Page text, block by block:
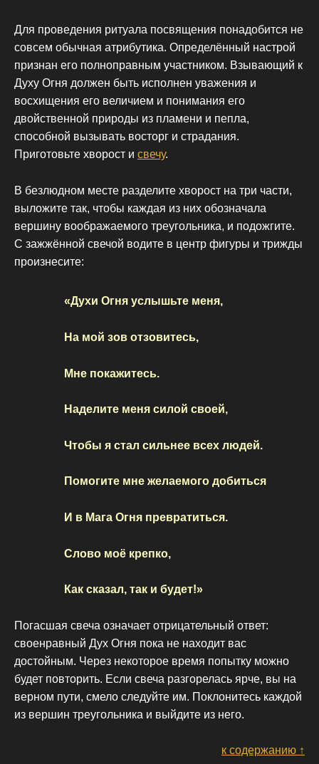
Для проведения ритуала посвящения понадобится не
совсем обычная атрибутика. Определённый настрой
признан его полноправным участником. Взывающий к
Духу Огня должен быть исполнен уважения и
восхищения его величием и понимания его
двойственной природы из пламени и пепла,
способной вызывать восторг и страдания.
Приготовьте хворост и свечу.
В безлюдном месте разделите хворост на три части,
выложите так, чтобы каждая из них обозначала
вершину воображаемого треугольника, и подожгите.
С зажжённой свечой водите в центр фигуры и трижды
произнесите:
«Духи Огня услышьте меня,
На мой зов отзовитесь,
Мне покажитесь.
Наделите меня силой своей,
Чтобы я стал сильнее всех людей.
Помогите мне желаемого добиться
И в Мага Огня превратиться.
Слово моё крепко,
Как сказал, так и будет!»
Погасшая свеча означает отрицательный ответ:
своенравный Дух Огня пока не находит вас
достойным. Через некоторое время попытку можно
будет повторить. Если свеча разгорелась ярче, вы на
верном пути, смело следуйте им. Поклонитесь каждой
из вершин треугольника и выйдите из него.
к содержанию ↑